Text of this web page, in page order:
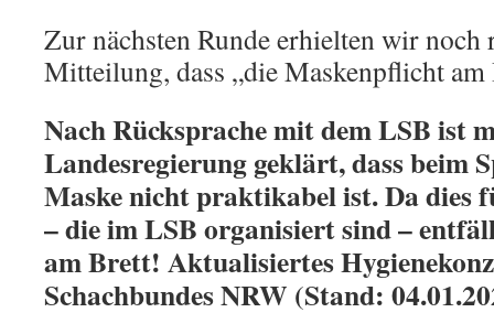
Zur nächsten Runde erhielten wir noch
Mitteilung, dass „die Maskenpflicht
Nach Rücksprache mit dem LSB ist
Landesregierung geklärt, dass beim
Maske nicht praktikabel ist. Da dies
– die im LSB organisiert sind –
am Brett! Aktualisiertes
Schachbundes NRW (Stand: